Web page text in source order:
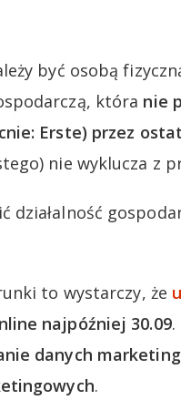
być osobą
która nie
Erste) przez
nie wyklucza z
działalność
to wystarczy, że
najpóźniej 30.09.
danych
.